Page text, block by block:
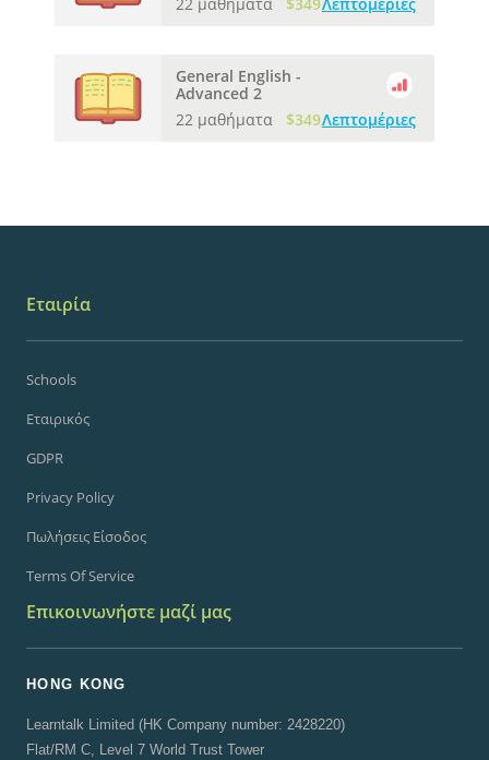
General English -
Advanced 2
22 μαθήματα
$349Λεπτομέριες
Εταιρία
Schools
Εταιρικός
GDPR
Privacy Policy
Πωλήσεις Είσοδος
Terms Of Service
Επικοινωνήστε μαζί μας
HONG KONG
Learntalk Limited (HK Company number: 2428220)
Flat/RM C, Level 7 World Trust Tower